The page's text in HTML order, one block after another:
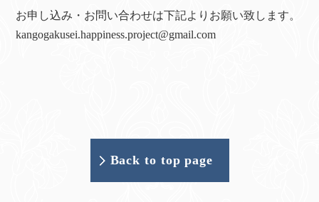
お申し込み・お問い合わせは下記よりお願い致します。
kangogakusei.happiness.project@gmail.com
Back to top page